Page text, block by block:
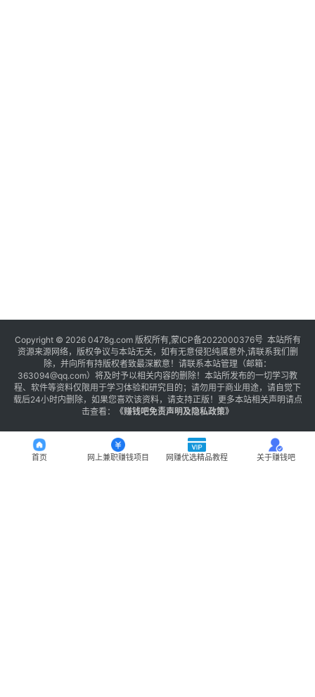
Copyright © 2026 0478g.com 版权所有,蒙ICP备2022000376号 本站所有
资源来源网络，版权争议与本站无关，如有无意侵犯纯属意外,请联系我们删
除，并向所有持版权者致最深歉意！请联系本站管理（邮箱：
363094@qq.com）将及时予以相关内容的删除！本站所发布的一切学习教
程、软件等资料仅限用于学习体验和研究目的；请勿用于商业用途，请自觉下
载后24小时内删除，如果您喜欢该资料，请支持正版！更多本站相关声明请点
击查看：
《赚钱吧免责声明及隐私政策》
首页 网上兼职赚钱项目 网赚优选精品教程 关于赚钱吧